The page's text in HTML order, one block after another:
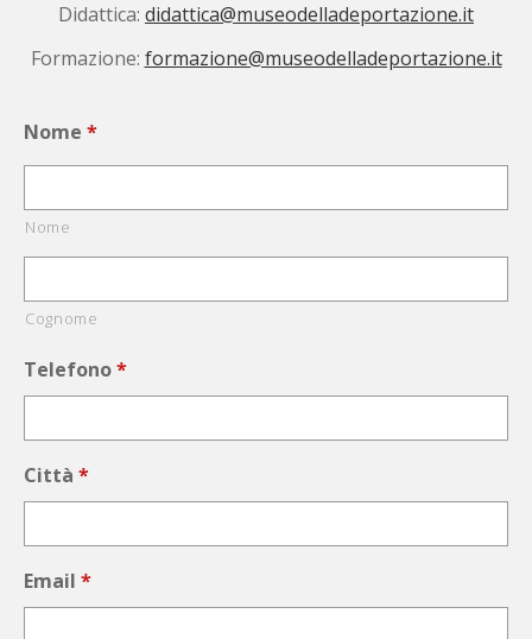
Didattica: didattica@museodelladeportazione.it
Formazione: formazione@museodelladeportazione.it
Nome *
Nome
Cognome
Telefono*
Città *
Email *